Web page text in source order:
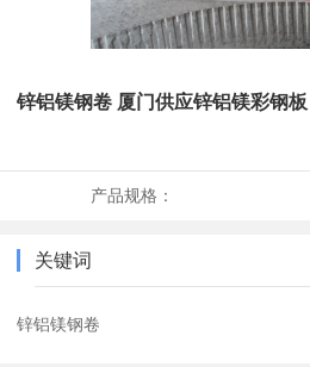
锌铝镁钢卷 厦门供应锌铝镁彩钢板
产品规格：
关键词
锌铝镁钢卷